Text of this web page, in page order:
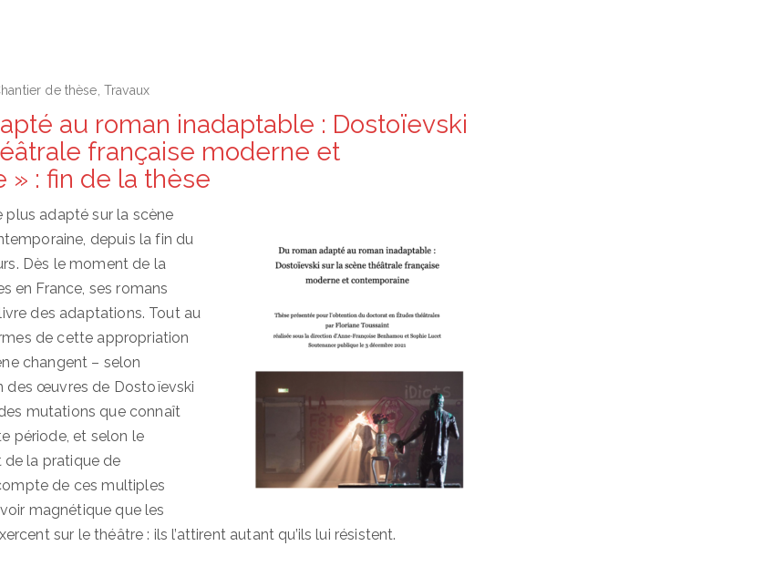
de thèse Travaux
au roman inadaptable : Dostoïevski
française moderne et
» : fin de la thèse
plus adapté sur la scène
depuis la fin du
Dès le moment de la
en France, ses romans
des adaptations. Tout au
de cette appropriation
changent – selon
des œuvres de Dostoïevski
mutations que connaît
période, et selon le
la pratique de
de ces multiples
magnétique que les
sur le théâtre : ils l’attirent autant qu’ils lui résistent.